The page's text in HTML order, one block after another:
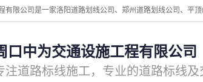
口中为交通设施工程有限公司